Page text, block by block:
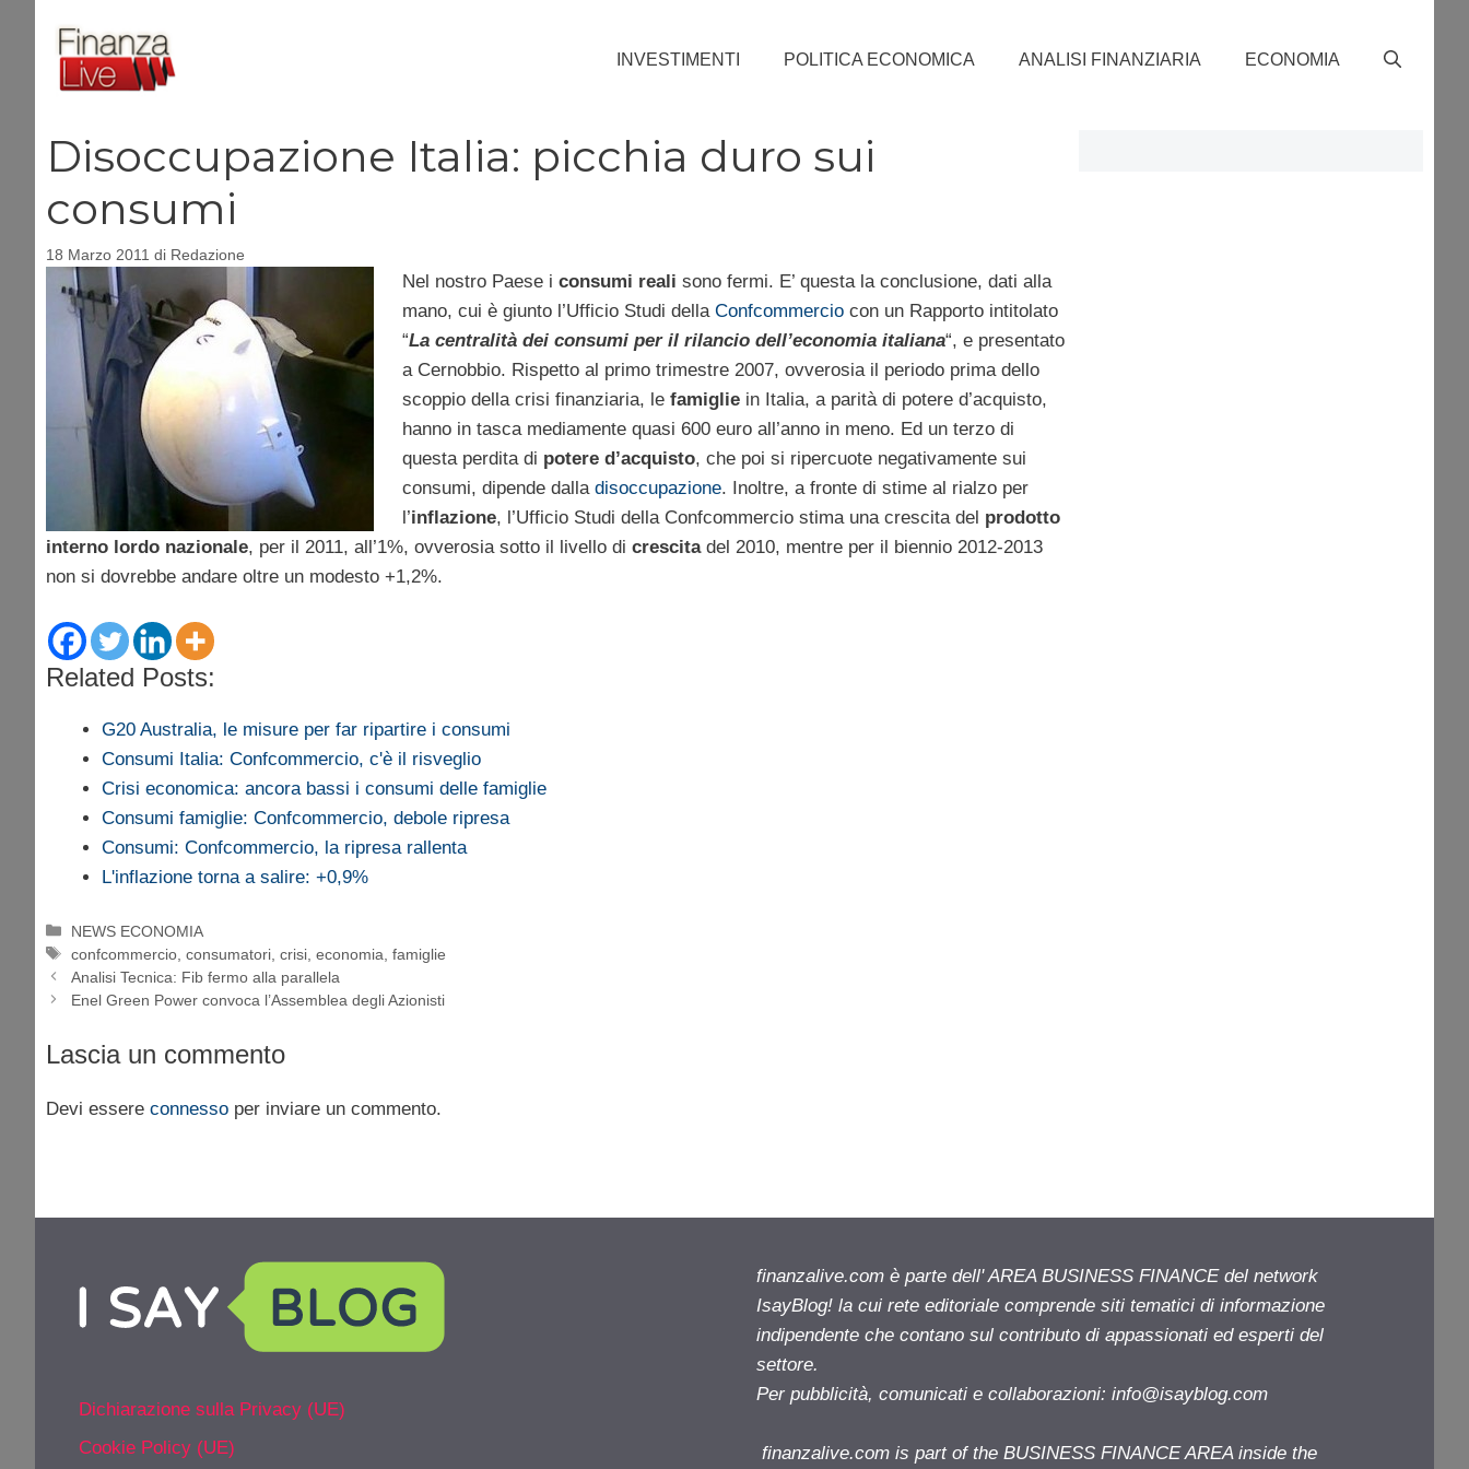
contenuto
INVESTIMENTI POLITICA ECONOMICA ANALISI FINANZIARIA ECONOMIA
Disoccupazione Italia: picchia duro sui
consumi
18 Marzo 2011 di Redazione
Nel nostro Paese i consumi reali sono fermi. E’ questa la conclusione, dati alla
mano, cui è giunto l’Ufficio Studi della Confcommerciocon un Rapporto intitolato
“La centralità dei consumi per il rilancio dell’economia italiana“, e presentato
a Cernobbio. Rispetto al primo trimestre 2007, ovverosia il periodo prima dello
scoppio della crisi finanziaria, le famiglie in Italia, a parità di potere d’acquisto,
hanno in tasca mediamente quasi 600 euro all’anno in meno. Ed un terzo di
questa perdita di potere d’acquisto, che poi si ripercuote negativamente sui
consumi, dipende dalla disoccupazione. Inoltre, a fronte di stime al rialzo per
l’inflazione, l’Ufficio Studi della Confcommercio stima una crescita del prodotto
interno lordo nazionale, per il 2011, all’1%, ovverosia sotto il livello di crescitadel 2010, mentre per il biennio 2012-2013
non si dovrebbe andare oltre un modesto +1,2%.
Related Posts:
G20 Australia, le misure per far ripartire i consumi
Consumi Italia: Confcommercio, c'è il risveglio
Crisi economica: ancora bassi i consumi delle famiglie
Consumi famiglie: Confcommercio, debole ripresa
Consumi: Confcommercio, la ripresa rallenta
L'inflazione torna a salire: +0,9%
Categorie
NEWS ECONOMIA
Tag
confcommercio ,consumatori ,crisi ,economia ,famiglie
Analisi Tecnica: Fib fermo alla parallela
Enel Green Power convoca l’Assemblea degli Azionisti
Lascia un commento
Devi essere connesso per inviare un commento.
Dichiarazione sulla Privacy (UE)
Cookie Policy (UE)
finanzalive.com è parte dell' AREA BUSINESS FINANCE del network
IsayBlog! la cui rete editoriale comprende siti tematici di informazione
indipendente che contano sul contributo di appassionati ed esperti del
settore.
Per pubblicità, comunicati e collaborazioni: info@isayblog.com
finanzalive.com is part of the BUSINESS FINANCE AREA inside the